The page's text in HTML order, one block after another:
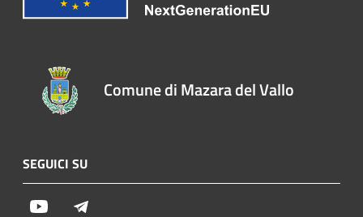
Comune di Mazara del Vallo
SEGUICI SU
Youtube